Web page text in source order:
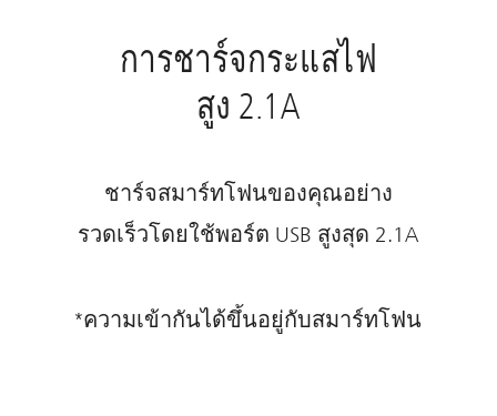
การชาร์จกระแสไฟ
สูง 2.1A
ชาร์จสมาร์ทโฟนของคุณอย่าง
รวดเร็วโดยใช้พอร์ต USB สูงสุด 2.1A
*ความเข้ากันได้ขึ้นอยู่กับสมาร์ทโฟน